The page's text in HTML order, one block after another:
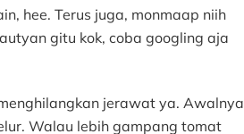
hee. Terus juga, monmaap niih
gitu kok, coba googling aja
jerawat ya. Awalnya
Walau lebih gampang tomat